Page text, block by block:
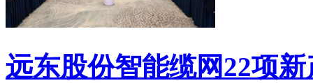
远东股份智能缆网22项